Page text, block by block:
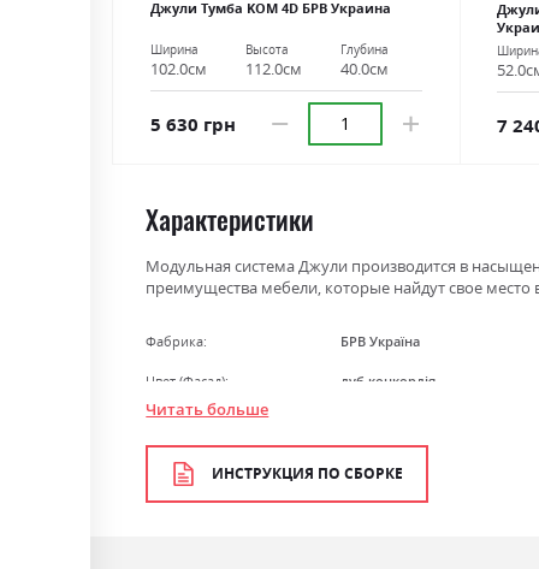
Джули Тумба KOM 4D БРВ ​​Украина
Ширина
102.0см
Высота
112.0см
Глубина
40.0см
5 630 грн 7
Характеристики
Модульная система Джули производится в
преимущества мебели, которые найдут свое
Фабрика: БРВ Україна
Цвет (Фасад): дуб конкордія
Цвет (Корпус):
Цвет материала
Стиль мінімалізм, модерн
Читать больше
ИНСТРУКЦИЯ ПО СБОРКЕ